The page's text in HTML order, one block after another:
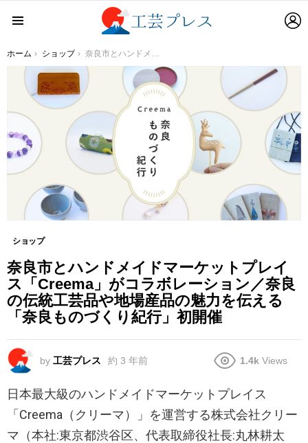
You are here:
ホーム ショップ 奈良市とハンドメイドマーケットプレイス「Creema」がコラボレーション／奈良の伝統工芸品や地場産品の魅力を伝える「奈良ものづくり紀行」初開催
ショップ
奈良市とハンドメイドマーケットプレイ
ス「Creema」がコラボレーション／奈良
の伝統工芸品や地場産品の魅力を伝える
「奈良ものづくり紀行」初開催
by 工芸プレス 約 3 年前 1.4k Views
日本最大級のハンドメイドマーケットプレイス
「Creema（クリーマ）」を運営する株式会社クリー
マ（本社:東京都渋谷区、代表取締役社長:丸林耕太